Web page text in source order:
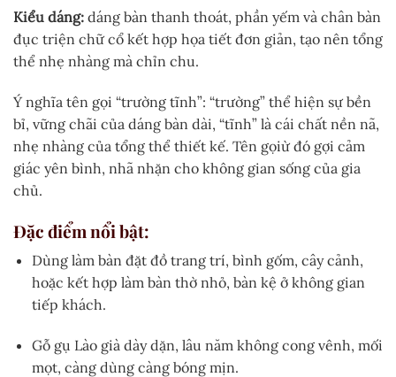
Kiểu dáng: dáng bàn thanh thoát, phần yếm và chân bàn
đục triện chữ cổ kết hợp họa tiết đơn giản, tạo nên tổng
thể nhẹ nhàng mà chỉn chu.
Ý nghĩa tên gọi “trường tĩnh”: “trường” thể hiện sự bền
bỉ, vững chãi của dáng bàn dài, “tĩnh” là cái chất nền nã,
nhẹ nhàng của tổng thể thiết kế. Tên gọiừ đó gợi cảm
giác yên bình, nhã nhặn cho không gian sống của gia
chủ.
Đặc điểm nổi bật:
Dùng làm bàn đặt đồ trang trí, bình gốm, cây cảnh,
hoặc kết hợp làm bàn thờ nhỏ, bàn kệ ở không gian
tiếp khách.
Gỗ gụ Lào già dày dặn, lâu năm không cong vênh, mối
mọt, càng dùng càng bóng mịn.